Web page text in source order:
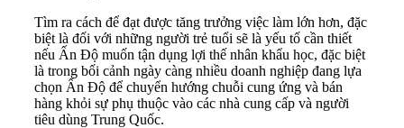
Tìm ra cách để đạt được tăng trưởng việc làm lớn hơn, đặc
biệt là đối với những người trẻ tuổi sẽ là yếu tố cần thiết
nếu Ấn Độ muốn tận dụng lợi thế nhân khẩu học, đặc biệt
là trong bối cảnh ngày càng nhiều doanh nghiệp đang lựa
chọn Ấn Độ để chuyển hướng chuỗi cung ứng và bán
hàng khỏi sự phụ thuộc vào các nhà cung cấp và người
tiêu dùng Trung Quốc.